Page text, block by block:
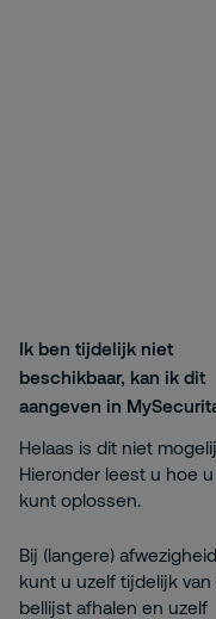
Ik ben tijdelijk niet
beschikbaar, kan ik dit
aangeven in
Helaas is dit niet
Hieronder leest u hoe
kunt oplossen.
Bij (langere) afwezigheid
kunt u uzelf tijdelijk van
bellijst afhalen en uzelf